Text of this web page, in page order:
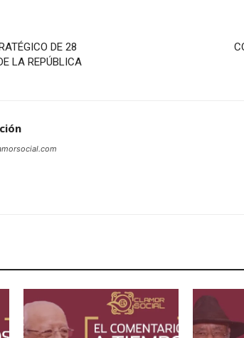
DE 28
LA REPÚBLICA